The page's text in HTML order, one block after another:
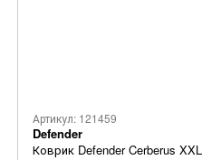
Артикул: 121459
Defender
Коврик Defender Cerberus XXL